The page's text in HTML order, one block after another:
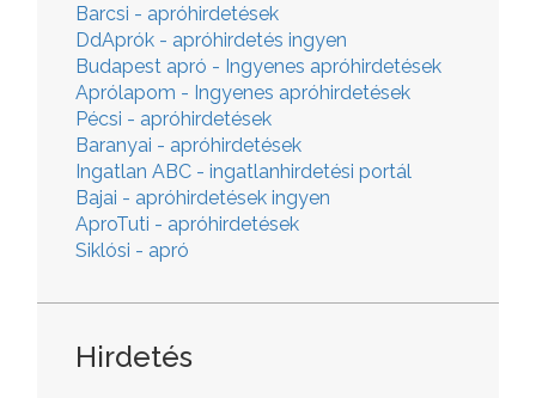
Barcsi - apróhirdetések
DdAprók - apróhirdetés ingyen
Budapest apró - Ingyenes apróhirdetések
Aprólapom - Ingyenes apróhirdetések
Pécsi - apróhirdetések
Baranyai - apróhirdetések
Ingatlan ABC - ingatlanhirdetési portál
Bajai - apróhirdetések ingyen
AproTuti - apróhirdetések
Siklósi - apró
Hirdetés